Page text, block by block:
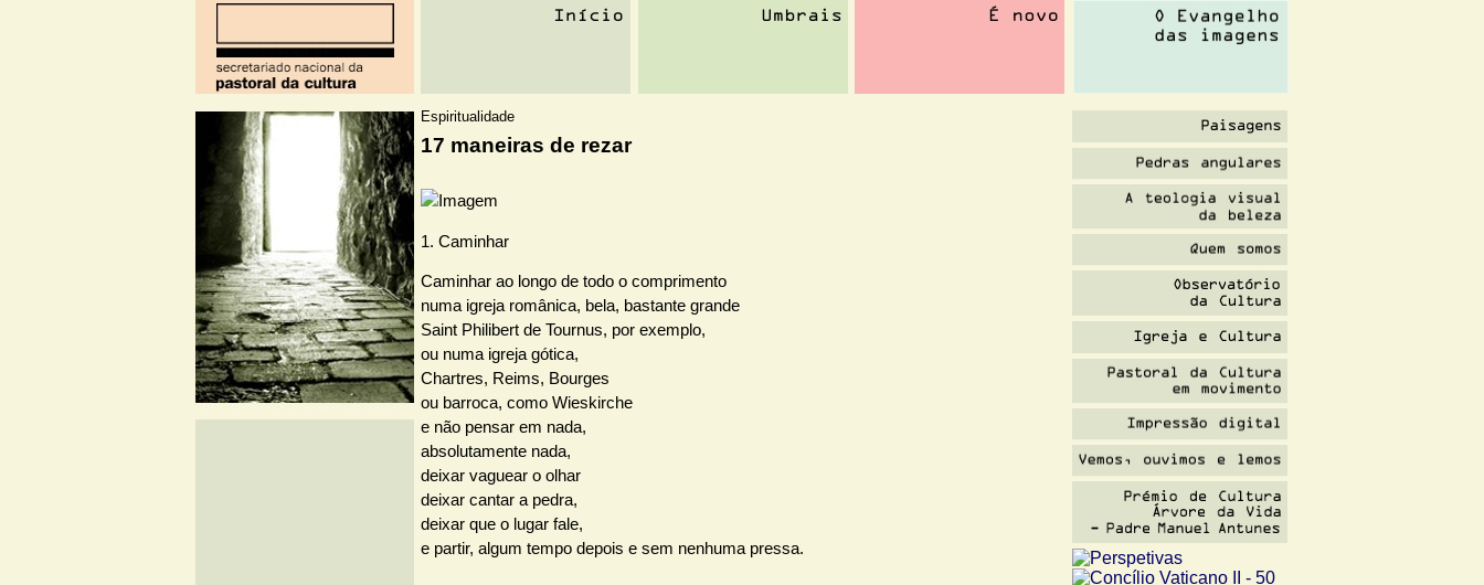
Espiritualidade
17 maneiras de rezar
1. Caminhar
Caminhar ao longo de todo o comprimento
numa igreja românica, bela, bastante grande
Saint Philibert de Tournus, por exemplo,
ou numa igreja gótica,
Chartres, Reims, Bourges
ou barroca, como Wieskirche
e não pensar em nada,
absolutamente nada,
deixar vaguear o olhar
deixar cantar a pedra,
deixar que o lugar fale,
e partir, algum tempo depois e sem nenhuma pressa.